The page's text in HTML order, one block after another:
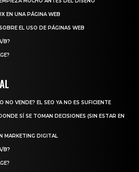
EN UNA PÁGINA WEB
EL USO DE PÁGINAS WEB
B?
NO VENDE? EL SEO YA NO ES SUFICIENTE
SÍ SE TOMAN DECISIONES (SIN ESTAR EN
MARKETING DIGITAL
B?